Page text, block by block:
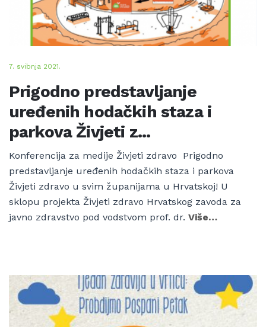
7. svibnja 2021.
Prigodno predstavljanje
uređenih hodačkih staza i
parkova Živjeti z...
Konferencija za medije Živjeti zdravo Prigodno
predstavljanje uređenih hodačkih staza i parkova
Živjeti zdravo u svim županijama u Hrvatskoj! U
sklopu projekta Živjeti zdravo Hrvatskog zavoda za
javno zdravstvo pod vodstvom prof. dr. Više…